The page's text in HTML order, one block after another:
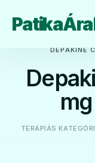
DEPAKINE
TERÁPIÁS